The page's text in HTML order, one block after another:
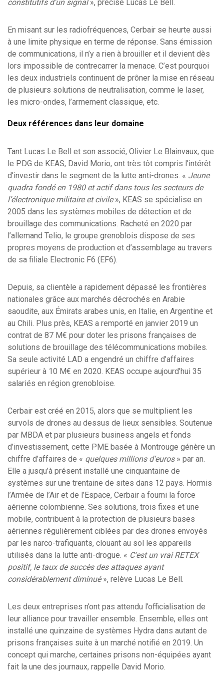
constitutifs d’un signal », précise Lucas Le Bell.
En misant sur les radiofréquences, Cerbair se heurte aussi
à une limite physique en terme de réponse. Sans émission
de communications, il n’y a rien à brouiller et il devient dès
lors impossible de contrecarrer la menace. C’est pourquoi
les deux industriels continuent de prôner la mise en réseau
de plusieurs solutions de neutralisation, comme le laser,
les micro-ondes, l’armement classique, etc.
Deux références dans leur domaine
Tant Lucas Le Bell et son associé, Olivier Le Blainvaux, que
le PDG de KEAS, David Morio, ont très tôt compris l’intérêt
d’investir dans le segment de la lutte anti-drones. « Jeune
quadra fondé en 1980 et actif dans tous les secteurs de
l’électronique militaire et civile», KEAS se spécialise en
2005 dans les systèmes mobiles de détection et de
brouillage des communications. Racheté en 2020 par
l’allemand Telio, le groupe grenoblois dispose de ses
propres moyens de production et d’assemblage au travers
de sa filiale Electronic F6 (EF6).
Depuis, sa clientèle a rapidement dépassé les frontières
nationales grâce aux marchés décrochés en Arabie
saoudite, aux Émirats arabes unis, en Italie, en Argentine et
au Chili. Plus près, KEAS a remporté en janvier 2019 un
contrat de 87 M€ pour doter les prisons françaises de
solutions de brouillage des télécommunications mobiles.
Sa seule activité LAD a engendré un chiffre d’affaires
supérieur à 10 M€ en 2020. KEAS occupe aujourd’hui 35
salariés en région grenobloise.
Cerbair est créé en 2015, alors que se multiplient les
survols de drones au dessus de lieux sensibles. Soutenue
par MBDA et par plusieurs business angels et fonds
d’investissement, cette PME basée à Montrouge génère un
chiffre d’affaires de « quelques millions d’euros » par an.
Elle a jusqu’à présent installé une cinquantaine de
systèmes sur une trentaine de sites dans 12 pays. Hormis
l’Armée de l’Air et de l’Espace, Cerbair a fourni la force
aérienne colombienne. Ses solutions, trois fixes et une
mobile, contribuent à la protection de plusieurs bases
aériennes régulièrement ciblées par des drones envoyés
par les narco-trafiquants, clouant au sol les appareils
utilisés dans la lutte anti-drogue. « C’est un vrai RETEX
positif, le taux de succès des attaques ayant
considérablement diminué», relève Lucas Le Bell.
Les deux entreprises n’ont pas attendu l’officialisation de
leur alliance pour travailler ensemble. Ensemble, elles ont
installé une quinzaine de systèmes Hydra dans autant de
prisons françaises suite à un marché notifié en 2019. Un
concept qui marche, certaines prisons non-équipées ayant
fait la une des journaux, rappelle David Morio.